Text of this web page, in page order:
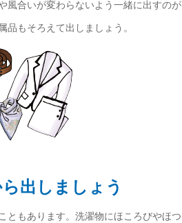
風合いが変わらないよう一緒に出すのが
もそろえて出しましょう。
出しましょう
ともあります。洗濯物にほころびやほつ